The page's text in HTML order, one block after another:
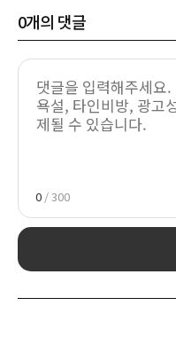
0개의 댓글
0 / 300